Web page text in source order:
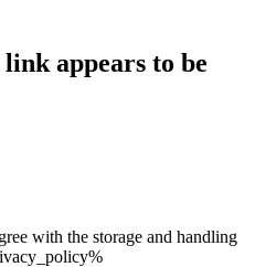
appears to be
with the storage and handling